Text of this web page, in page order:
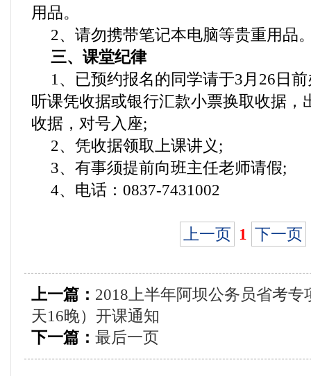
用品。
2、请勿携带笔记本电脑等贵重用品
三、课堂纪律
1、已预约报名的同学请于3月26日
听课凭收据或银行汇款小票换取收据，
收据，对号入座;
2、凭收据领取上课讲义;
3、有事须提前向班主任老师请假;
4、电话：0837-7431002
上一页 1 下一页
上一篇： 2018上半年阿坝公务员省考专
天16晚）开课通知
下一篇： 最后一页